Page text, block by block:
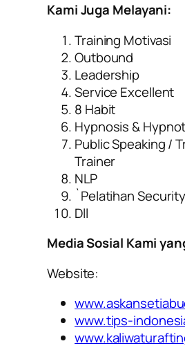
Kami Juga Melayani:
Training Motivasi
Outbound
Leadership
Service Excellent
8 Habit
Hypnosis &
Public Speaking /
Trainer
NLP
`Pelatihan Security
Dll
Media Sosial Kami
Website:
www.tips-